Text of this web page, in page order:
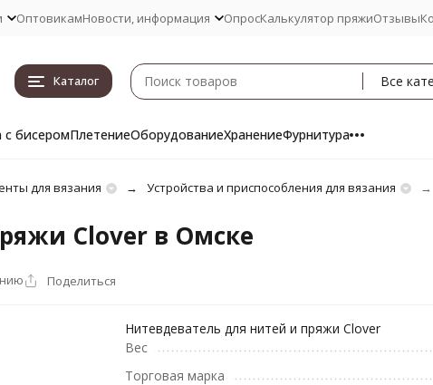
ОптовикамНовости, информация ОпросКалькулятор пряжиОтзывы
Каталог Все
с бисеромПлетениеОборудованиеХранениеФурнитура
для вязания Устройства и приспособления для вязания
Clover в Омске
Поделиться
Нитевдеватель для нитей и пряжи Clover
Вес
Торговая марка